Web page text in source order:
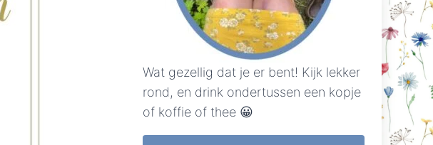
Wat gezellig dat je er bent! Kijk lekker
rond, en drink ondertussen een kopje
of koffie of thee 😀